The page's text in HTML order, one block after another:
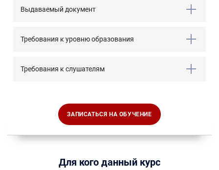
Выдаваемый документ
Требования к уровню образования
Требования к слушателям
ЗАПИСАТЬСЯ НА ОБУЧЕНИЕ
Для кого данный курс